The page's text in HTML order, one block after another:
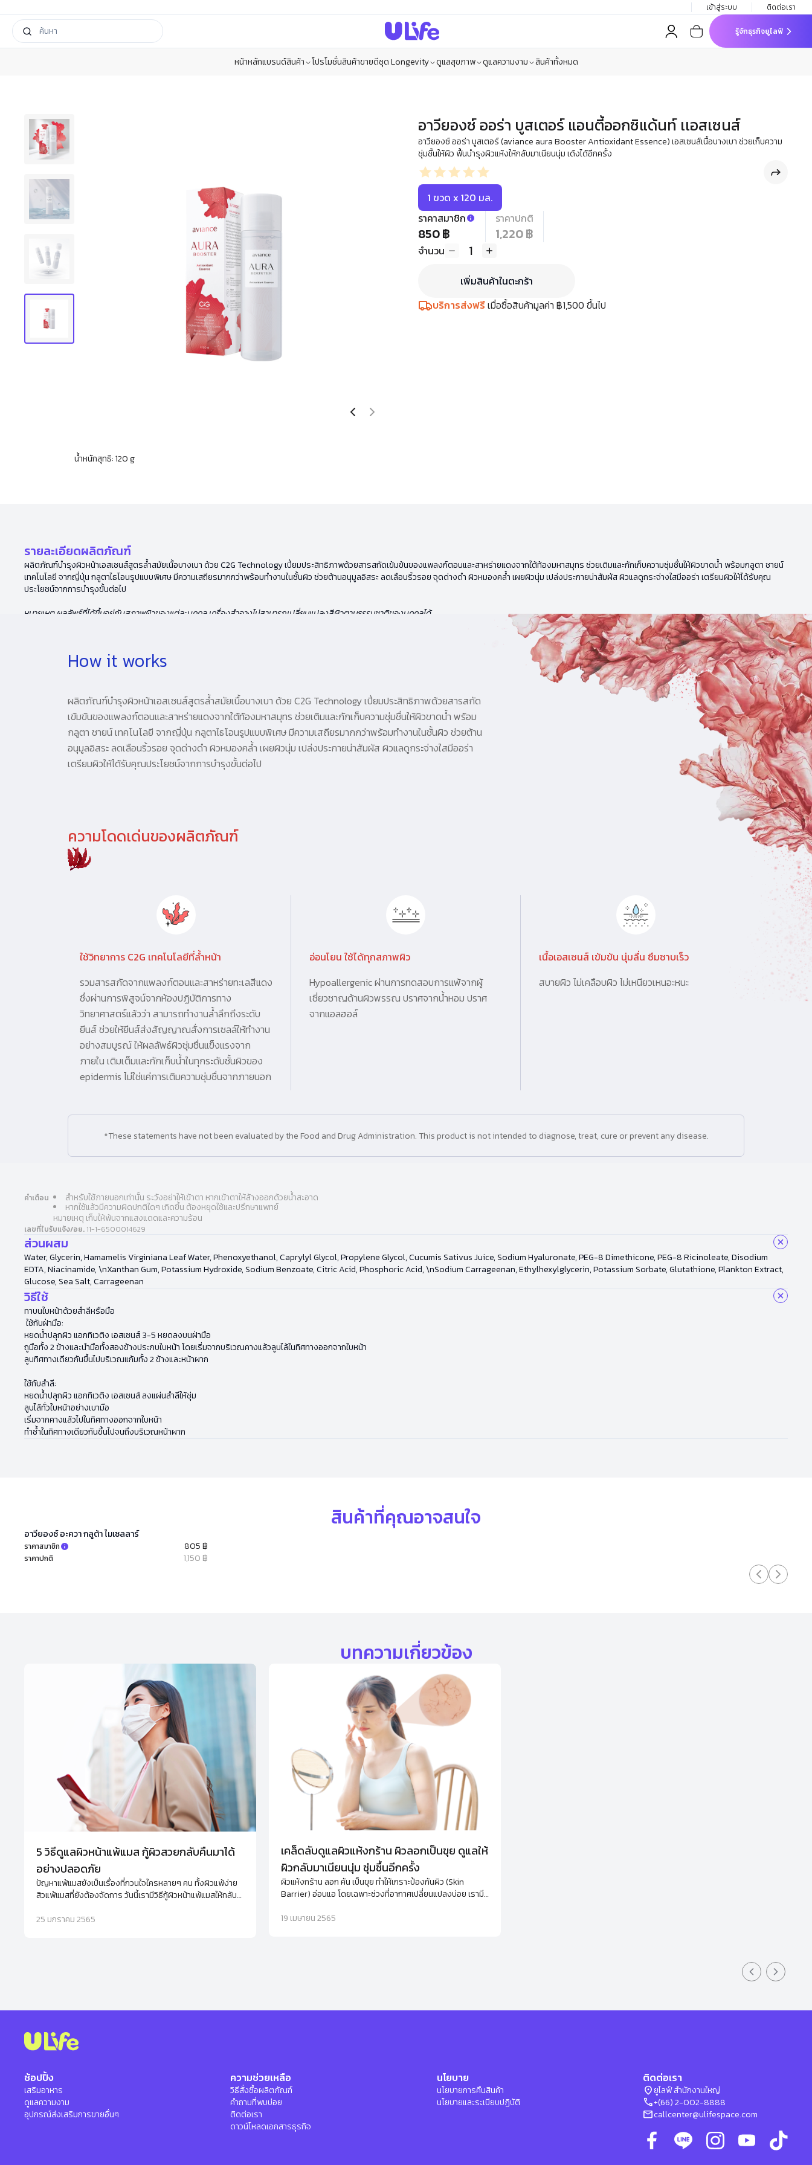
เข้าสู่ระบบ ติดต่อเรา
รู้จักธุรกิจยูไลฟ์
หน้าหลักแบรนด์สินค้า โปรโมชั่นสินค้าขายดีชุด Longevity ดูแลสุขภาพ ดูแลความงาม สินค้าทั้งหมด
น้ำหนักสุทธิ: 120 g
อาวียองซ์ ออร่า บูสเตอร์ แอนตี้ออกซิแด้นท์ เเอสเซนส์
อาวียองซ์ ออร่า บูสเตอร์ (aviance aura Booster Antioxidant Essence) เอสเซนส์เนื้อบางเบา ช่วยเก็บความ
ชุ่มชื้นให้ผิว ฟื้นบำรุงผิวแห้งให้กลับมาเนียนนุ่ม เด้งได้อีกครั้ง
1 ขวด x 120 มล.
ราคาสมาชิก
850 ฿
ราคาปกติ
1,220 ฿
จำนวน 1
เพิ่มสินค้าในตะกร้า
บริการส่งฟรีเมื่อซื้อสินค้ามูลค่า ฿1,500 ขึ้นไป
รายละเอียดผลิตภัณฑ์
ผลิตภัณฑ์บำรุงผิวหน้าเอสเซนส์สูตรล้ำสมัยเนื้อบางเบา ด้วย C2G Technology เปี่ยมประสิทธิภาพด้วยสารสกัดเข้มข้นของแพลงก์ตอนและสาหร่ายแดงจากใต้ท้องมหาสมุทร ช่วยเติมและกักเก็บความชุ่มชื่นให้ผิวขาดน้ำ พร้อมกลูตา ชายน์
เทคโนโลยี จากญี่ปุ่น กลูตาไธโอนรูปแบบพิเศษ มีความเสถียรมากกว่าพร้อมทำงานในชั้นผิว ช่วยต้านอนุมูลอิสระ ลดเลือนริ้วรอย จุดด่างดำ ผิวหมองคล้ำ เผยผิวนุ่ม เปล่งประกายน่าสัมผัส ผิวแลดูกระจ่างใสมีออร่า เตรียมผิวให้ได้รับคุณ
ประโยชน์จากการบำรุงขั้นต่อไป
หมายเหตุ ผลลัพธ์ที่ได้ขึ้นอยู่กับสภาพผิวของแต่ละบุคคล เครื่องสำอางไม่สามารถเปลี่ยนแปลงสีผิวตามธรรมชาติของบุคคลได้
How it works
ผลิตภัณฑ์บำรุงผิวหน้าเอสเซนส์สูตรล้ำสมัยเนื้อบางเบา ด้วย C2G Technology เปี่ยมประสิทธิภาพด้วยสารสกัด
เข้มข้นของแพลงก์ตอนและสาหร่ายแดงจากใต้ท้องมหาสมุทร ช่วยเติมและกักเก็บความชุ่มชื่นให้ผิวขาดน้ำ พร้อม
กลูตา ชายน์ เทคโนโลยี จากญี่ปุ่น กลูตาไธโอนรูปแบบพิเศษ มีความเสถียรมากกว่าพร้อมทำงานในชั้นผิว ช่วยต้าน
อนุมูลอิสระ ลดเลือนริ้วรอย จุดด่างดำ ผิวหมองคล้ำ เผยผิวนุ่ม เปล่งประกายน่าสัมผัส ผิวแลดูกระจ่างใสมีออร่า
เตรียมผิวให้ได้รับคุณประโยชน์จากการบำรุงขั้นต่อไป
ความโดดเด่นของผลิตภัณฑ์
ใช้วิทยาการ C2G เทคโนโลยีที่ล้ำหน้า
รวมสารสกัดจากแพลงก์ตอนและสาหร่ายทะเลสีแดง
ซึ่งผ่านการพิสูจน์จากห้องปฏิบัติการทาง
วิทยาศาสตร์แล้วว่า สามารถทำงานล้ำลึกถึงระดับ
ยีนส์ ช่วยให้ยีนส์ส่งสัญญาณสั่งการเซลล์ให้ทำงาน
อย่างสมบูรณ์ ให้ผลลัพธ์ผิวชุ่มชื่นแข็งแรงจาก
ภายใน เติมเต็มและกักเก็บน้ำในทุกระดับชั้นผิวของ
epidermis ไม่ใช่แค่การเติมความชุ่มชื่นจากภายนอก
อ่อนโยน ใช้ได้ทุกสภาพผิว
Hypoallergenic ผ่านการทดสอบการแพ้จากผู้
เชี่ยวชาญด้านผิวพรรณ ปราศจากน้ำหอม ปราศ
จากแอลฮอล์
เนื้อเอสเซนส์ เข้มข้น นุ่มลื่น ซึมซาบเร็ว
สบายผิว ไม่เคลือบผิว ไม่เหนียวเหนอะหนะ
*These statements have not been evaluated by the Food and Drug Administration. This product is not intended to diagnose, treat, cure or prevent any disease.
คำเตือน สำหรับใช้ภายนอกเท่านั้น ระวังอย่าให้เข้าตา หากเข้าตาให้ล้างออกด้วยน้ำสะอาด
หากใช้แล้วมีความผิดปกติใดๆ เกิดขึ้น ต้องหยุดใช้และปรึกษาแพทย์
หมายเหตุ เก็บให้พ้นจากแสงแดดและความร้อน
เลขที่ใบรับแจ้ง/อย. 11-1-6500014629
ส่วนผสม
Water, Glycerin, Hamamelis Virginiana Leaf Water, Phenoxyethanol, Caprylyl Glycol, Propylene Glycol, Cucumis Sativus Juice, Sodium Hyaluronate, PEG-8 Dimethicone, PEG-8 Ricinoleate, Disodium
EDTA, Niacinamide, \nXanthan Gum, Potassium Hydroxide, Sodium Benzoate, Citric Acid, Phosphoric Acid, \nSodium Carrageenan, Ethylhexylglycerin, Potassium Sorbate, Glutathione, Plankton Extract,
Glucose, Sea Salt, Carrageenan
วิธีใช้
ทาบนใบหน้าด้วยสำลีหรือมือ
ใช้กับฝ่ามือ:
หยดน้ำปลุกผิว แอกทิเวติง เอสเซนส์ 3-5 หยดลงบนฝ่ามือ
ถูมือทั้ง 2 ข้างและนำมือทั้งสองข้างประกบใบหน้า โดยเริ่มจากบริเวณคางแล้วลูบไล้ในทิศทางออกจากใบหน้า
ลูบทิศทางเดียวกันขึ้นไปบริเวณแก้มทั้ง 2 ข้างและหน้าผาก
ใช้กับสำลี:
หยดน้ำปลุกผิว แอกทิเวติง เอสเซนส์ ลงแผ่นสำลีให้ชุ่ม
ลูบไล้ทั่วใบหน้าอย่างเบามือ
เริ่มจากคางแล้วไปในทิศทางออกจากใบหน้า
ทำซ้ำในทิศทางเดียวกันขึ้นไปจนถึงบริเวณหน้าผาก
สินค้าที่คุณอาจสนใจ
อาวียองซ์ อะควา กลูต้า ไมเซลลาร์
ราคาสมาชิก 805 ฿
ราคาปกติ 1,150 ฿
บทความเกี่ยวข้อง
5 วิธีดูแลผิวหน้าแพ้แมส กู้ผิวสวยกลับคืนมาได้
อย่างปลอดภัย
ปัญหาแพ้แมสยังเป็นเรื่องที่กวนใจใครหลายๆ คน ทั้งผิวแพ้ง่าย
สิวแพ้แมสที่ยังต้องจัดการ วันนี้เรามีวิธีกู้ผิวหน้าแพ้แมสให้กลับ
25 มกราคม 2565
เคล็ดลับดูแลผิวแห้งกร้าน ผิวลอกเป็นขุย ดูแลให้
ผิวกลับมาเนียนนุ่ม ชุ่มชื้นอีกครั้ง
ผิวแห้งกร้าน ลอก คัน เป็นขุย ทำให้เกราะป้องกันผิว (Skin
Barrier) อ่อนแอ โดยเฉพาะช่วงที่อากาศเปลี่ยนแปลงบ่อย เรามี
โลชั่นทาผิวที่แนะนำ
19 เมษายน 2565
Previous slide
Next
ช้อปปิ้ง
เสริมอาหาร
ดูแลความงาม
อุปกรณ์ส่งเสริมการขายอื่นๆ
ความช่วยเหลือ
วิธีสั่งซื้อผลิตภัณฑ์
คำถามที่พบบ่อย
ติดต่อเรา
ดาวน์โหลดเอกสารธุรกิจ
นโยบาย
นโยบายการคืนสินค้า
นโยบายและระเบียบปฏิบัติ
ติดต่อเรา
location_onยูไลฟ์ สำนักงานใหญ่
phone+(66) 2-002-8888
mailcallcenter@ulifespace.com